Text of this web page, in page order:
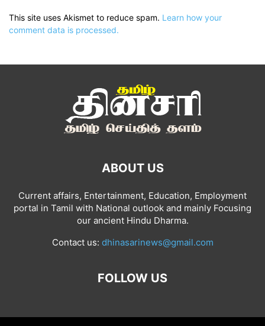
This site uses Akismet to reduce spam. Learn how your
comment data is processed.
ABOUT US
Current affairs, Entertainment, Education, Employment
portal in Tamil with National outlook and mainly Focusing
our ancient Hindu Dharma.
Contact us: dhinasarinews@gmail.com
FOLLOW US